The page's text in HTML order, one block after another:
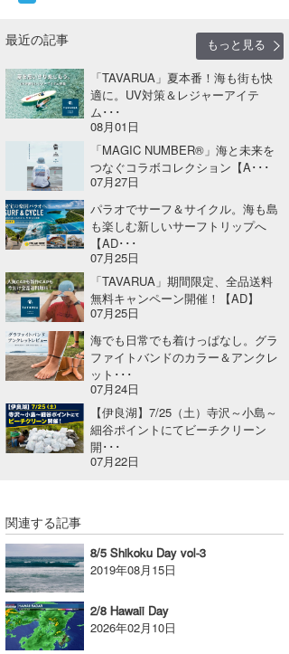
最近の記事
もっと見る
「TAVARUA」夏本番！海も街も快
適に。UV対策＆レジャーアイテ
ム･･･
08月01日
「MAGIC NUMBER®」海と未来を
つなぐコラボコレクション【A･･･
07月27日
パラオでサーフ＆サイクル。海も島
も楽しむ新しいサーフトリップへ
【AD･･･
07月25日
「TAVARUA」期間限定、全品送料
無料キャンペーン開催！【AD】
07月25日
海でも日常でも着けっぱなし。グラ
ファイトバンドのカラー＆アンクレ
ット･･･
07月24日
【伊良湖】7/25（土）寺沢～小島～
細谷ポイントにてビーチクリーン
開･･･
07月22日
関連する記事
8/5 Shikoku Day vol-3
2019年08月15日
2/8 Hawaii Day
2026年02月10日